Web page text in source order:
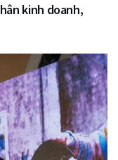
kinh doanh,